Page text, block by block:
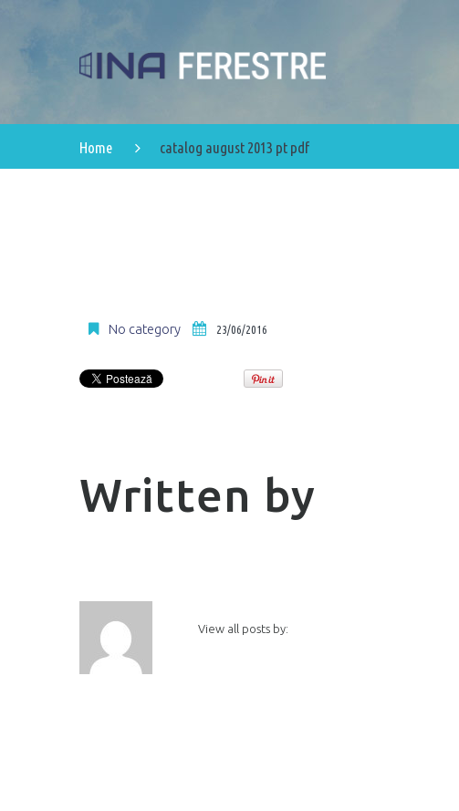
Home catalog august 2013 pt pdf
No category 23/06/2016
Written by
View all posts by: